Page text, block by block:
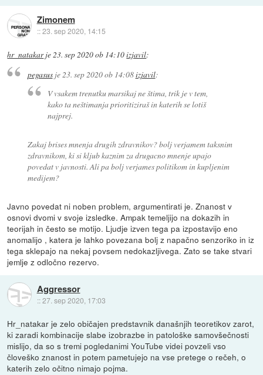
Zimonem
::23. sep 2020, 14:15
hr_natakarje23. sep 2020 ob 14:10izjavil:
pegasusje 23. sep 2020 ob 14:08izjavil:
V vsakem trenutku marsikaj ne štima, trik je v tem,
kako ta neštimanja prioritiziraš in katerih se lotiš
najprej.
Zakaj brises mnenja drugih zdravnikov? bolj verjamem taksnim
zdravnikom, ki si kljub kaznim za drugacno mnenje upajo
povedat v javnosti. Ali pa bolj verjames politikom in kupljenim
medijem?
Javno povedat ni noben problem, argumentirati je. Znanost v
osnovi dvomi v svoje izsledke. Ampak temeljijo na dokazih in
teorijah in često se motijo. Ljudje izven tega pa izpostavijo eno
anomalijo , katera je lahko povezana bolj z napačno senzoriko in iz
tega sklepajo na nekaj povsem nedokazljivega. Zato se take stvari
jemlje z odločno rezervo.
Aggressor
::27. sep 2020, 17:03
Hr_natakar je zelo običajen predstavnik današnjih teoretikov zarot,
ki zaradi kombinacije slabe izobrazbe in patološke samovšečnosti
mislijo, da so s tremi pogledanimi YouTube videi povzeli vso
človeško znanost in potem pametujejo na vse pretege o rečeh, o
katerih zelo očitno nimajo pojma.